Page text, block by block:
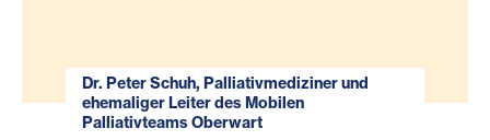
Dr. Peter Schuh, Palliativmediziner und
ehemaliger Leiter des Mobilen
Palliativteams Oberwart